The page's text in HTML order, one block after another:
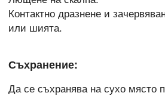
Контактно дразнене и
или шията.
Съхранение:
Да се съхранява на сухо място